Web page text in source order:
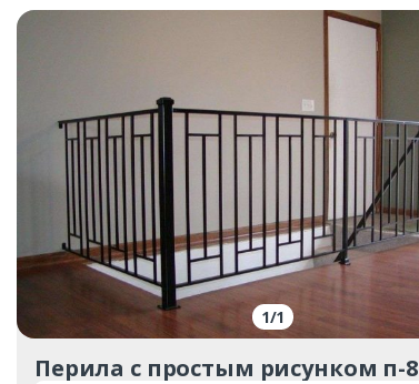
1/1
Перила с простым рисунком п-8